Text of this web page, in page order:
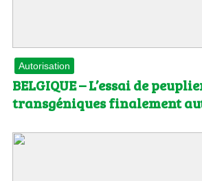
Autorisation
BELGIQUE – L’essai de
transgéniques finalement